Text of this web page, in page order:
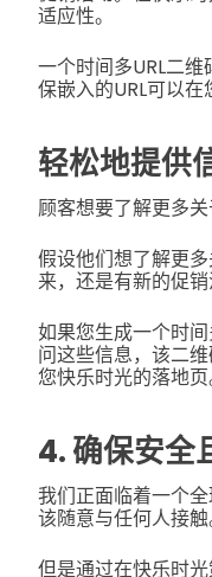
适应性。
一个时间多URL二
保嵌入的URL可以在
轻松地提供
顾客想要了解更多
假设他们想了解更
来，还是有新的促销
如果您生成一个时
问这些信息，该二
您快乐时光的落地页
4. 确保安全
我们正面临着一个
该随意与任何人接触
但是通过在快乐时